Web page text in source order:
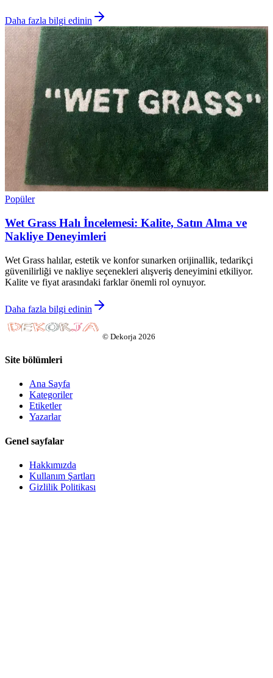
Daha fazla bilgi edinin
Popüler
Wet Grass Halı İncelemesi: Kalite, Satın Alma ve
Nakliye Deneyimleri
Wet Grass halılar, estetik ve konfor sunarken orijinallik, tedarikçi
güvenilirliği ve nakliye seçenekleri alışveriş deneyimini etkiliyor.
Kalite ve fiyat arasındaki farklar önemli rol oynuyor.
Daha fazla bilgi edinin
© Dekorja 2026
Site bölümleri
Ana Sayfa
Kategoriler
Etiketler
Yazarlar
Genel sayfalar
Hakkımızda
Kullanım Şartları
Gizlilik Politikası